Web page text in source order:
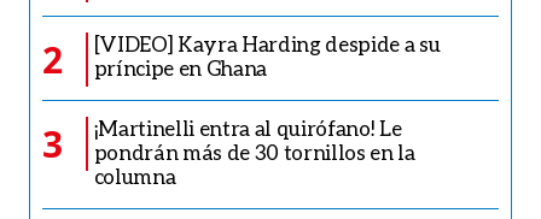
2
[VIDEO] Kayra Harding despide a su
príncipe en Ghana
3
¡Martinelli entra al quirófano! Le
pondrán más de 30 tornillos en la
columna